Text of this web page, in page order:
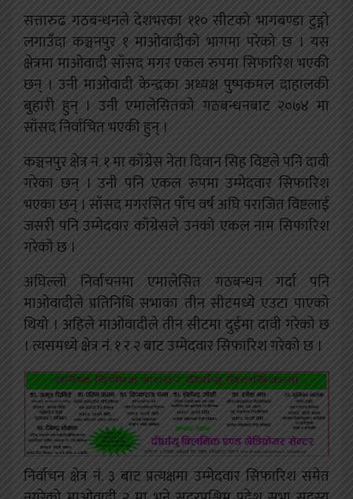
सत्तारुढ गठबन्धनले देशभरका ११० सीटको भागबण्डा टुङ्गो
लगाउँदा कञ्चनपुर १ माओवादीको भागमा परेको छ । यस
क्षेत्रमा माओवादी साँसद मगर एकल रुपमा सिफारिश भएकी
छन् । उनी माओवादी केन्द्रका अध्यक्ष पुष्पकमल दाहालकी
बुहारी हुन् । उनी एमालेसितको गठबन्धनबाट २०७४ मा
साँसद निर्वाचित भएकी हुन् ।
कञ्चनपुर क्षेत्र नं. १ मा काँग्रेस नेता दिवान सिह विष्टले पनि दावी
गरेका छन् । उनी पनि एकल रुपमा उम्मेदवार सिफारिश
भएका छन् । साँसद मगरसित पाँच वर्ष अघि पराजित विष्टलाई
जसरी पनि उम्मेदवार काँग्रेसले उनको एकल नाम सिफारिश
गरेको छ ।
अघिल्लो निर्वाचनमा एमालेसित गठबन्धन गर्दा पनि
माओवादीले प्रतिनिधि सभाका तीन सीटमध्ये एउटा पाएको
थियो । अहिले माओवादीले तीन सीटमा दुईमा दावी गरेको छ
। त्यसमध्ये क्षेत्र नं. १ र २ बाट उम्मेदवार सिफारिश गरेको छ ।
निर्वाचन क्षेत्र नं. ३ बाट प्रत्यक्षमा उम्मेदवार सिफारिश समेत